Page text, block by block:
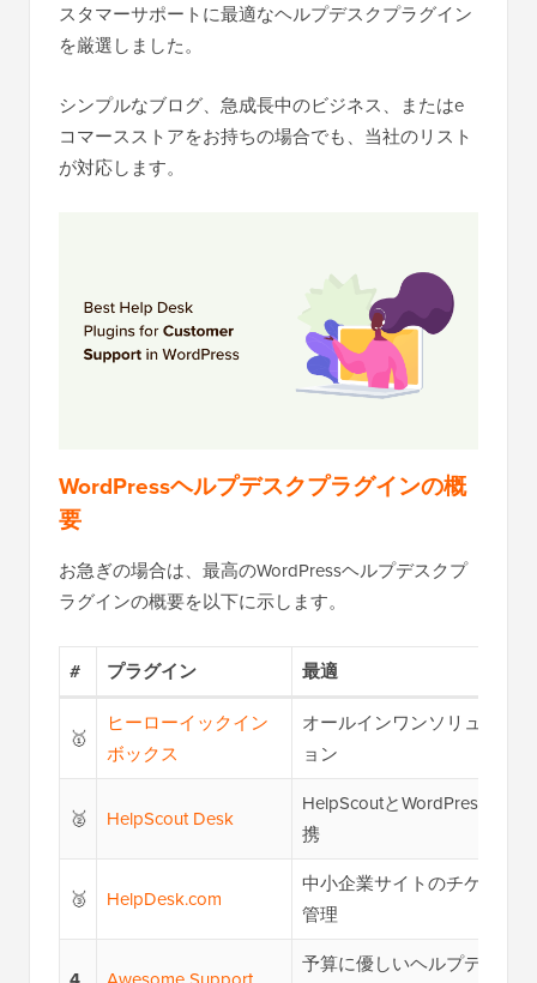
スタマーサポートに最適なヘルプデスクプラグイン
を厳選しました。
シンプルなブログ、急成長中のビジネス、またはe
コマースストアをお持ちの場合でも、当社のリスト
が対応します。
WordPressヘルプデスクプラグインの概
要
お急ぎの場合は、最高のWordPressヘルプデスクプ
ラグインの概要を以下に示します。
# プラグイン 最適
🥇
ヒーローイックイン
ボックス
オールインワンソリューシ
ョン
🥈 HelpScout Desk
HelpScoutとWordPressの連
携
🥉 HelpDesk.com
中小企業サイトのチケット
管理
予算に優しいヘルプデスク